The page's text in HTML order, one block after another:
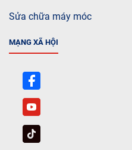
Sửa chữa máy móc
MẠNG XÃ HỘI